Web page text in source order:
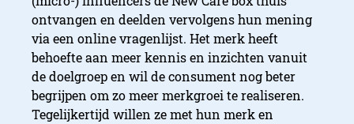
ontvangen en deelden vervolgens hun mening
via een online vragenlijst. Het merk heeft
behoefte aan meer kennis en inzichten vanuit
de doelgroep en wil de consument nog beter
begrijpen om zo meer merkgroei te realiseren.
Tegelijkertijd willen ze met hun merk en